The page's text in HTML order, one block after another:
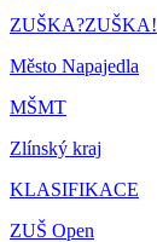
ZUŠKA?ZUŠKA!
Město Napajedla
MŠMT
Zlínský kraj
KLASIFIKACE
ZUŠ Open